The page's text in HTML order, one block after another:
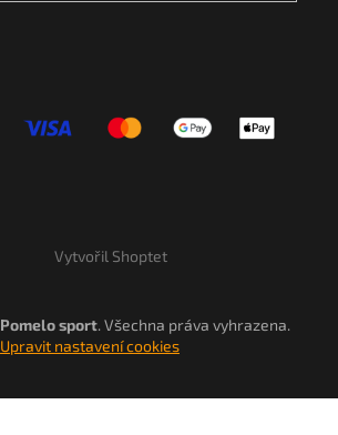
Vytvořil Shoptet
Pomelo sport. Všechna práva vyhrazena.
Upravit nastavení cookies